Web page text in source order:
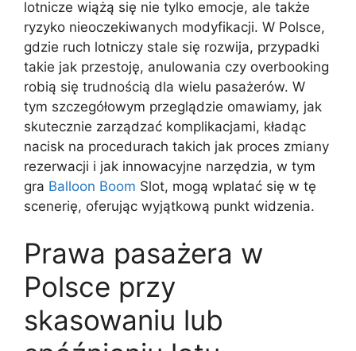
lotnicze wiążą się nie tylko emocje, ale także
ryzyko nieoczekiwanych modyfikacji. W Polsce,
gdzie ruch lotniczy stale się rozwija, przypadki
takie jak przestoję, anulowania czy overbooking
robią się trudnością dla wielu pasażerów. W
tym szczegółowym przeglądzie omawiamy, jak
skutecznie zarządzać komplikacjami, kładąc
nacisk na procedurach takich jak proces zmiany
rezerwacji i jak innowacyjne narzędzia, w tym
gra Balloon Boom Slot, mogą wplatać się w tę
scenerię, oferując wyjątkową punkt widzenia.
Prawa pasażera w
Polsce przy
skasowaniu lub